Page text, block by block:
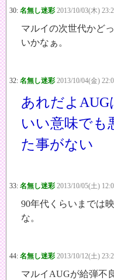
30: 名無し迷彩 2013/10/03(木)
マルイの次世代かど
いかなぁ。
32: 名無し迷彩 2013/10/04(金)
あれだよAUG
いい意味でも
た事がない
33: 名無し迷彩 2013/10/05(土)
90年代くらいまでは
な。
44: 名無し迷彩 2013/10/12(土)
マルイAUGが給弾不